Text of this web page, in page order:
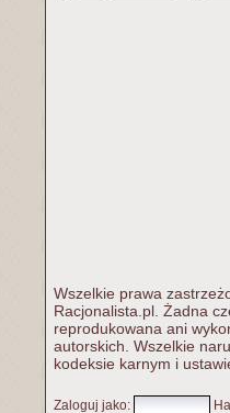
Wszelkie prawa
Racjonalista.pl. Żadna
reprodukowana ani
autorskich. Wszelkie
kodeksie karnym i
Zaloguj jako: